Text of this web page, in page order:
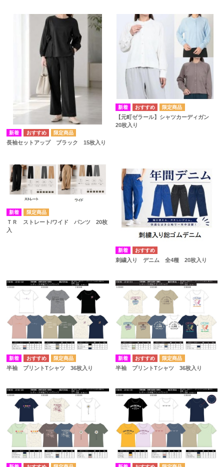
長袖セットアップ ブラック 15枚入り
【元町ゼラール】シャツカーディガン
20枚入り
ＴＲ ストレート/ワイド パンツ 20枚
入
刺繍入り デニム 全4種 20枚入り
半袖 プリントTシャツ 36枚入り 半袖 プリントTシャツ 36枚入り